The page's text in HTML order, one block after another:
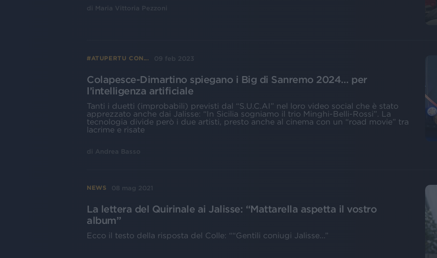
di Maria Vittoria Pezzoni
#ATUPERTU CON... 09 feb 2023
Colapesce-Dimartino spiegano i Big di Sanremo 2024… per
l’intelligenza artificiale
Tanti i duetti (improbabili) previsti dal “S.U.C.AI” nel loro video social che è stato
apprezzato anche dai Jalisse: “In Sicilia sogniamo il trio Minghi-Belli-Rossi”. La
tecnologia divide però i due artisti, presto anche al cinema con un “road movie” tra
lacrime e risate
di Andrea Basso
NEWS 08 mag 2021
La lettera del Quirinale ai Jalisse: “Mattarella aspetta il vostro
album”
Ecco il testo della risposta del Colle: ““Gentili coniugi Jalisse...”